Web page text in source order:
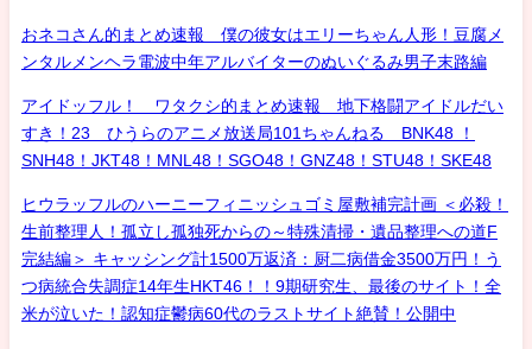
おネコさん的まとめ速報 僕の彼女はエリーちゃん人形！豆腐メ
ンタルメンヘラ電波中年アルバイターのぬいぐるみ男子末路編
アイドッフル！ ワタクシ的まとめ速報 地下格闘アイドルだい
すき！23 ひうらのアニメ放送局101ちゃんねる BNK48 ！
SNH48！JKT48！MNL48！SGO48！GNZ48！STU48！SKE48
ヒウラッフルのハーニーフィニッシュゴミ屋敷補完計画 ＜必殺！
生前整理人！孤立し孤独死からの～特殊清掃・遺品整理への道F
完結編＞ キャッシング計1500万返済：厨二病借金3500万円！う
つ病統合失調症14年生HKT46！！9期研究生、最後のサイト！全
米が泣いた！認知症鬱病60代のラストサイト絶賛！公開中